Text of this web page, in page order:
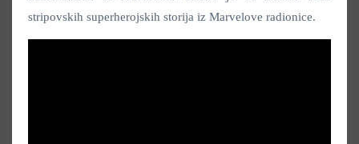
stripovskih superherojskih storija iz Marvelove radionice.